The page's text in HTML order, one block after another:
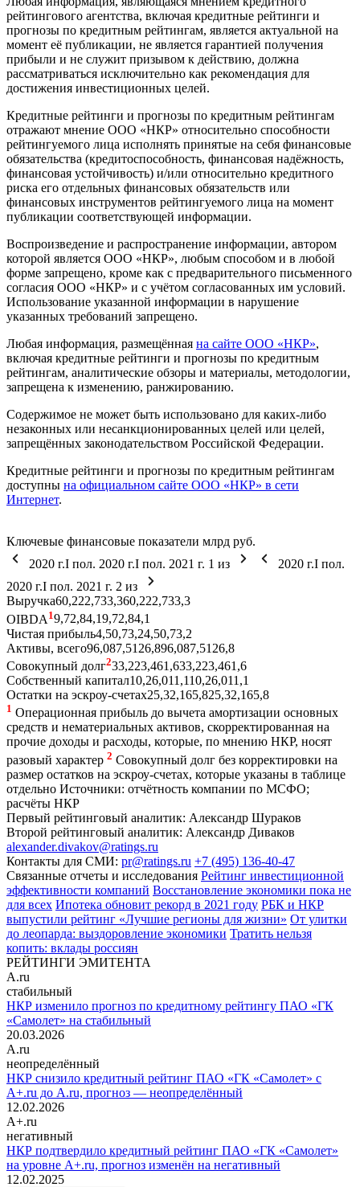
рейтингового агентства, включая кредитные рейтинги и
прогнозы по кредитным рейтингам, является актуальной на
момент её публикации, не является гарантией получения
прибыли и не служит призывом к действию, должна
рассматриваться исключительно как рекомендация для
достижения инвестиционных целей.
Кредитные рейтинги и прогнозы по кредитным рейтингам
отражают мнение ООО «НКР» относительно способности
рейтингуемого лица исполнять принятые на себя финансовые
обязательства (кредитоспособность, финансовая надёжность,
финансовая устойчивость) и/или относительно кредитного
риска его отдельных финансовых обязательств или
финансовых инструментов рейтингуемого лица на момент
публикации соответствующей информации.
Воспроизведение и распространение информации, автором
которой является ООО «НКР», любым способом и в любой
форме запрещено, кроме как с предварительного письменного
согласия ООО «НКР» и с учётом согласованных им условий.
Использование указанной информации в нарушение
указанных требований запрещено.
Любая информация, размещённая на сайте ООО «НКР»,
включая кредитные рейтинги и прогнозы по кредитным
рейтингам, аналитические обзоры и материалы, методологии,
запрещена к изменению, ранжированию.
Содержимое не может быть использовано для каких-либо
незаконных или несанкционированных целей или целей,
запрещённых законодательством Российской Федерации.
Кредитные рейтинги и прогнозы по кредитным рейтингам
доступны на официальном сайте ООО «НКР» в сети
Интернет.
Ключевые финансовые показатели млрд руб.
2020 г.I пол. 2020 г.I пол. 2021 г. 1 из 2020 г.I пол.
2020 г.I пол. 2021 г. 2 из
Выручка60,222,733,360,222,733,3
OIBDA 19,72,84,19,72,84,1
Чистая прибыль4,50,73,24,50,73,2
Активы, всего96,087,5126,896,087,5126,8
Совокупный долг233,223,461,633,223,461,6
Собственный капитал10,26,011,110,26,011,1
Остатки на эскроу-счетах25,32,165,825,32,165,8
1 Операционная прибыль до вычета амортизации основных
средств и нематериальных активов, скорректированная на
прочие доходы и расходы, которые, по мнению НКР, носят
разовый характер 2 Совокупный долг без корректировки на
размер остатков на эскроу-счетах, которые указаны в таблице
отдельно Источники: отчётность компании по МСФО;
расчёты НКР
Первый рейтинговый аналитик: Александр Шураков
Второй рейтинговый аналитик: Александр Диваков
alexander.divakov@ratings.ru
Контакты для СМИ: pr@ratings.ru +7 (495) 136-40-47
Связанные отчеты и исследования Рейтинг инвестиционной
эффективности компаний Восстановление экономики пока не
для всех Ипотека обновит рекорд в 2021 году РБК и НКР
выпустили рейтинг «Лучшие регионы для жизни» От улитки
до леопарда: выздоровление экономики Тратить нельзя
копить: вклады россиян
РЕЙТИНГИ ЭМИТЕНТА
A.ru
стабильный
НКР изменило прогноз по кредитному рейтингу ПАО «ГК
«Самолет» на стабильный
20.03.2026
A.ru
неопределённый
НКР снизило кредитный рейтинг ПАО «ГК «Самолет» с
A+.ru до A.ru, прогноз — неопределённый
12.02.2026
A+.ru
негативный
НКР подтвердило кредитный рейтинг ПАО «ГК «Самолет»
на уровне A+.ru, прогноз изменён на негативный
12.02.2025